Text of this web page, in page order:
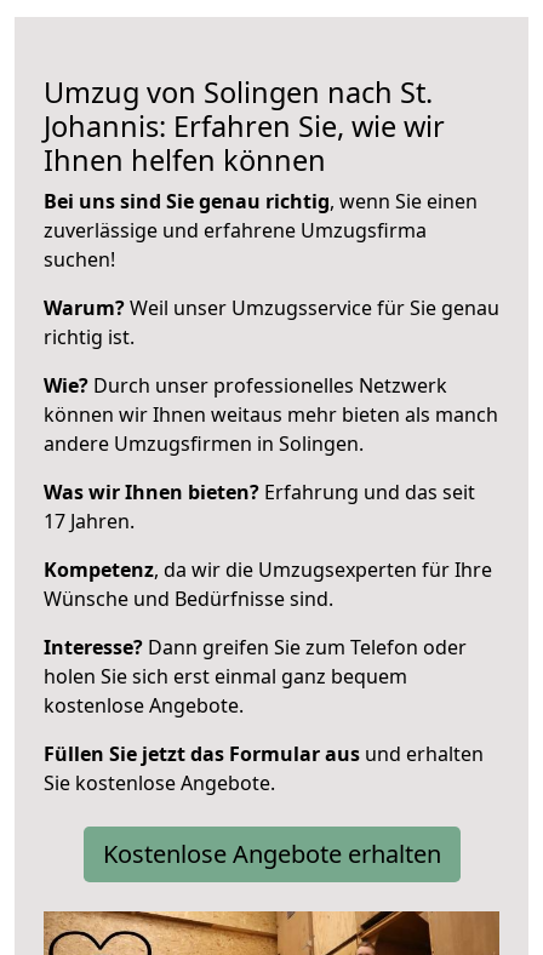
Umzug von Solingen nach St.
Johannis: Erfahren Sie, wie wir
Ihnen helfen können
Bei uns sind Sie genau richtig, wenn Sie einen
zuverlässige und erfahrene Umzugsfirma
suchen!
Warum?Weil unser Umzugsservice für Sie genau
richtig ist.
Wie? Durch unser professionelles Netzwerk
können wir Ihnen weitaus mehr bieten als manch
andere Umzugsfirmen in Solingen.
Was wir Ihnen bieten? Erfahrung und das seit
17 Jahren.
Kompetenz, da wir die Umzugsexperten für Ihre
Wünsche und Bedürfnisse sind.
Interesse? Dann greifen Sie zum Telefon oder
holen Sie sich erst einmal ganz bequem
kostenlose Angebote.
Füllen Sie jetzt das Formular aus und erhalten
Sie kostenlose Angebote.
Kostenlose Angebote erhalten